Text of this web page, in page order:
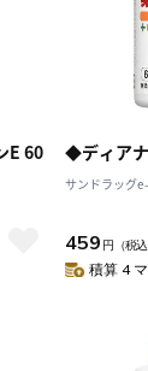
E 60
◆ディア
サンドラッグ
459 円 （税込
積算 4